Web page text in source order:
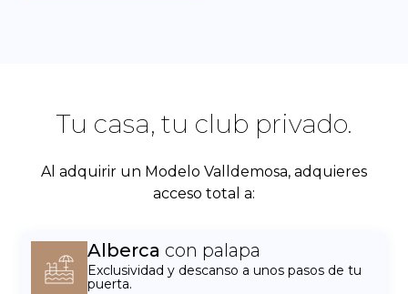
Tu casa, tu club privado.
Al adquirir un Modelo Valldemosa, adquieres
acceso total a:
Alberca con palapa
Exclusividad y descanso a unos pasos de tu
puerta.